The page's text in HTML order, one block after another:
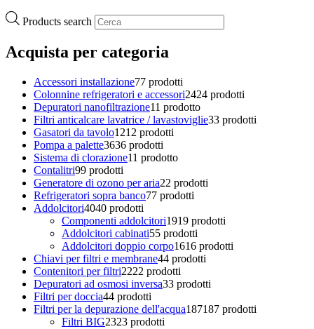
Products search
Acquista per categoria
Accessori installazione77 prodotti
Colonnine refrigeratori e accessori2424 prodotti
Depuratori nanofiltrazione11 prodotto
Filtri anticalcare lavatrice / lavastoviglie33 prodotti
Gasatori da tavolo1212 prodotti
Pompa a palette3636 prodotti
Sistema di clorazione11 prodotto
Contalitri99 prodotti
Generatore di ozono per aria22 prodotti
Refrigeratori sopra banco77 prodotti
Addolcitori4040 prodotti
Componenti addolcitori1919 prodotti
Addolcitori cabinati55 prodotti
Addolcitori doppio corpo1616 prodotti
Chiavi per filtri e membrane44 prodotti
Contenitori per filtri2222 prodotti
Depuratori ad osmosi inversa33 prodotti
Filtri per doccia44 prodotti
Filtri per la depurazione dell'acqua187187 prodotti
Filtri BIG2323 prodotti